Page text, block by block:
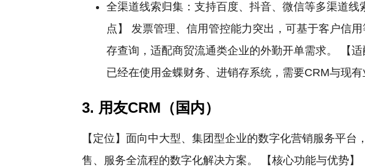
全渠道线索归集：支持百度、抖音、微信等多渠道
点】 发票管理、信用管控能力突出，可基于客户信
存查询，适配商贸流通类企业的外勤开单需求。 【
已经在使用金蝶财务、进销存系统，需要CRM与现
3. 用友CRM（国内）
【定位】面向中大型、集团型企业的数字化营销服务平
售、服务全流程的数字化解决方案。 【核心功能与优势】